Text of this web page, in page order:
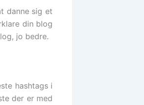
danne sig et
din blog
jo bedre.
hashtags i
der er med